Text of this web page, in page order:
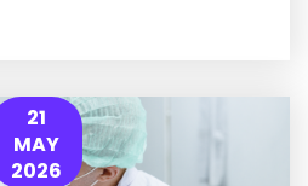
21
MAY
2026